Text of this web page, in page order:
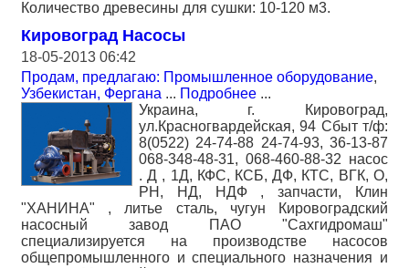
Количество древесины для сушки: 10-120 м3.
Кировоград Насосы
18-05-2013 06:42
Продам, предлагаю: Промышленное оборудование,
Узбекистан, Фергана ... Подробнее ...
Украина, г. Кировоград,
ул.Красногвардейская, 94 Сбыт т/ф:
8(0522) 24-74-88 24-74-93, 36-13-87
068-348-48-31, 068-460-88-32 насос
. Д , 1Д, КФС, КСБ, ДФ, КТС, ВГК, О,
РН, НД, НДФ , запчасти, Клин
"ХАНИНА" , литье сталь, чугун Кировоградский
насосный завод ПАО "Сахгидромаш"
специализируется на производстве насосов
общепромышленного и специального назначения и